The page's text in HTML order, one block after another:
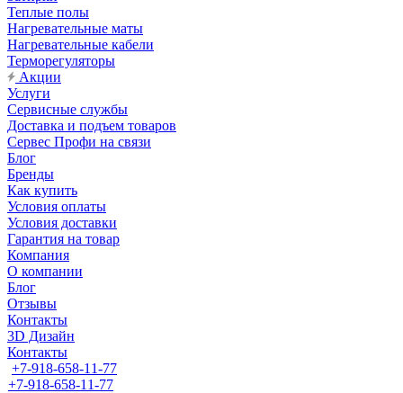
Теплые полы
Нагревательные маты
Нагревательные кабели
Терморегуляторы
Акции
Услуги
Сервисные службы
Доставка и подъем товаров
Сервес Профи на связи
Блог
Бренды
Как купить
Условия оплаты
Условия доставки
Гарантия на товар
Компания
О компании
Блог
Отзывы
Контакты
3D Дизайн
Контакты
+7-918-658-11-77
+7-918-658-11-77